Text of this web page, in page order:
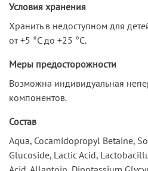
Условия хранения
Хранить в недоступном для
от +5 °С до +25 °С.
Меры предосторожности
Возможна индивидуальная
компонентов.
Состав
Aqua, Cocamidopropyl Betaine,
Glucoside, Lactic Acid,